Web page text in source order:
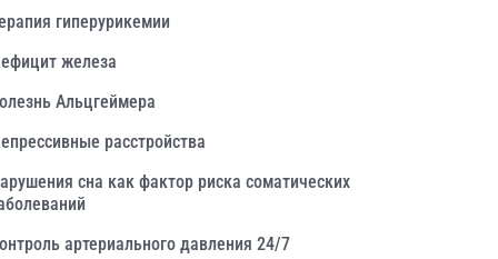
гиперурикемии
железа
Альцгеймера
расстройства
сна как фактор риска соматических
артериального давления 24/7